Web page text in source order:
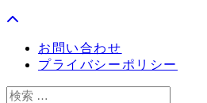
お問い合わせ
プライバシーポリシー
検